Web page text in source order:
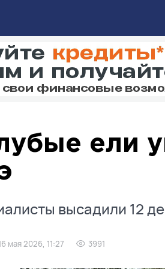
ели
высадили 12
мая 2026, 11:27 3991